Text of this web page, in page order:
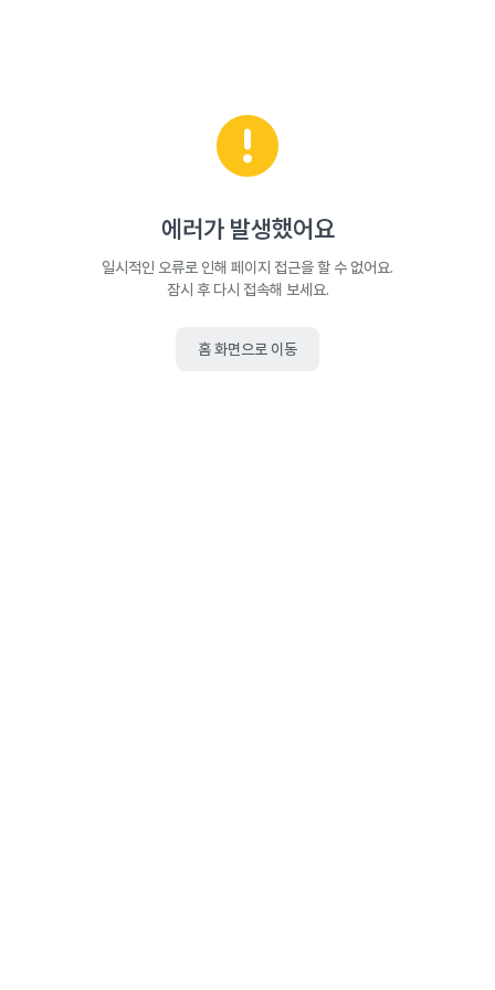
에러가 발생했어요
일시적인 오류로 인해 페이지 접근을 할 수 없어요.
잠시 후 다시 접속해 보세요.
홈 화면으로 이동